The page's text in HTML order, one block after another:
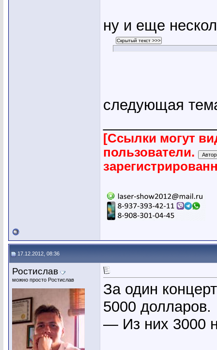
ну и еще
следующая
[Ссылки могут
пользователи.
17.12.2012, 08:36
Ростислав
можно просто Ростислав
За один
5000 долларов.
— Из них 3000